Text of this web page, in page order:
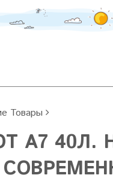
Товары
А7 40Л.